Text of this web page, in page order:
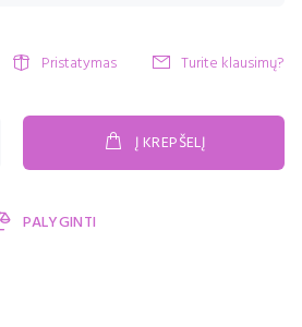
Pristatymas Turite klausimų?
Į KREPŠELĮ
PALYGINTI